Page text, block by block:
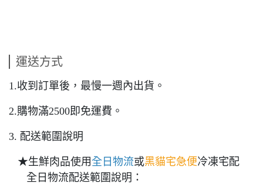
運送方式
1.收到訂單後，最慢一週內出貨。
2.購物滿2500即免運費。
3. 配送範圍說明
★生鮮肉品使用全日物流或黑貓宅急便冷凍宅配
全日物流配送範圍說明：